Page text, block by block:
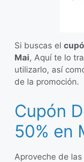
Si buscas el
Mai, Aquí te lo
utilizarlo, así
de la promoción.
Cupón
50% en
Aproveche de